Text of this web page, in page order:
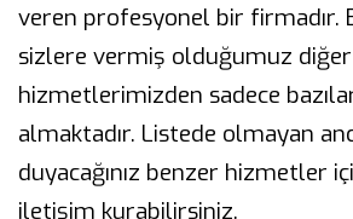
veren profesyonel bir firmadır.
sizlere vermiş olduğumuz diğer
hizmetlerimizden sadece
almaktadır. Listede olmayan
duyacağınız benzer hizmetler
iletişim kurabilirsiniz.